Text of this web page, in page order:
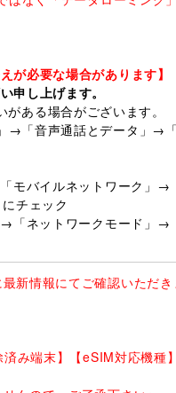
が必要な場合があります】
申し上げます。
ある場合がございます。
→「音声通話とデータ」→
モバイルネットワーク」
チェック
「ネットワークモード」→
新情報にてご確認いただ
み端末】【eSIM対応機種